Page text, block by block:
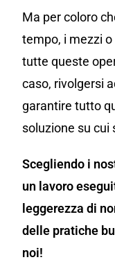
Ma per coloro
tempo, i mezzi
tutte queste
caso, rivolgersi
garantire tutto
soluzione su cui
Scegliendo i
un lavoro
leggerezza di
delle pratiche
noi!